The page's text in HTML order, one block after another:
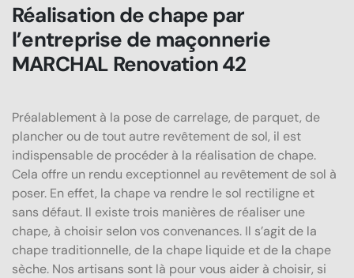
Réalisation de chape par
l’entreprise de maçonnerie
MARCHAL Renovation 42
Préalablement à la pose de carrelage, de parquet, de
plancher ou de tout autre revêtement de sol, il est
indispensable de procéder à la réalisation de chape.
Cela offre un rendu exceptionnel au revêtement de sol à
poser. En effet, la chape va rendre le sol rectiligne et
sans défaut. Il existe trois manières de réaliser une
chape, à choisir selon vos convenances. Il s’agit de la
chape traditionnelle, de la chape liquide et de la chape
sèche. Nos artisans sont là pour vous aider à choisir, si